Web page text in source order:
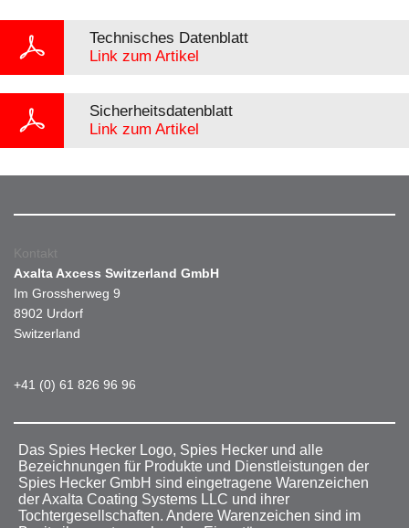
Technisches Datenblatt
Link zum Artikel
Sicherheitsdatenblatt
Link zum Artikel
Kontakt
Axalta Axcess Switzerland GmbH
Im Grossherweg 9
8902 Urdorf
Switzerland
+41 (0) 61 826 96 96
Das Spies Hecker Logo, Spies Hecker und alle
Bezeichnungen für Produkte und Dienstleistungen der
Spies Hecker GmbH sind eingetragene Warenzeichen
der Axalta Coating Systems LLC und ihrer
Tochtergesellschaften. Andere Warenzeichen sind im